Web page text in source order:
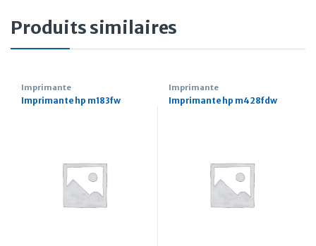
Produits similaires
Imprimante
Imprimante hp m183fw
Imprimante
Imprimante hp m428fdw